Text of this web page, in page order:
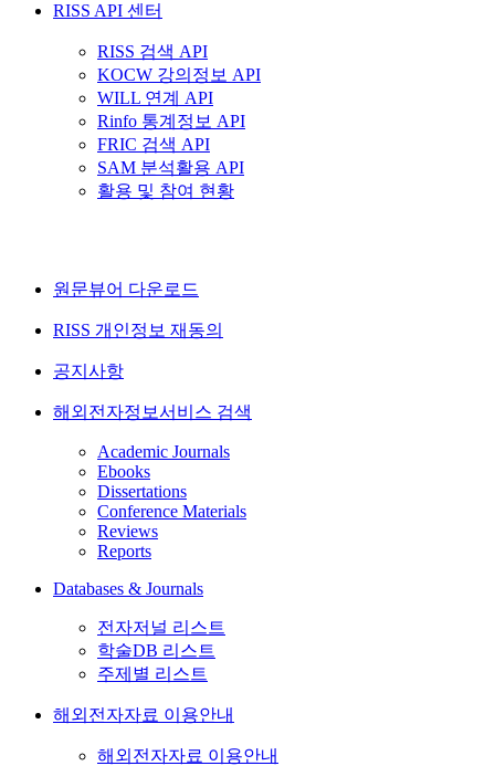
RISS API 센터
RISS 검색 API
KOCW 강의정보 API
WILL 연계 API
Rinfo 통계정보 API
FRIC 검색 API
SAM 분석활용 API
활용 및 참여 현황
원문뷰어 다운로드
RISS 개인정보 재동의
공지사항
해외전자정보서비스 검색
Academic Journals
Ebooks
Dissertations
Conference Materials
Reviews
Reports
Databases & Journals
전자저널 리스트
학술DB 리스트
주제별 리스트
해외전자자료 이용안내
해외전자자료 이용안내